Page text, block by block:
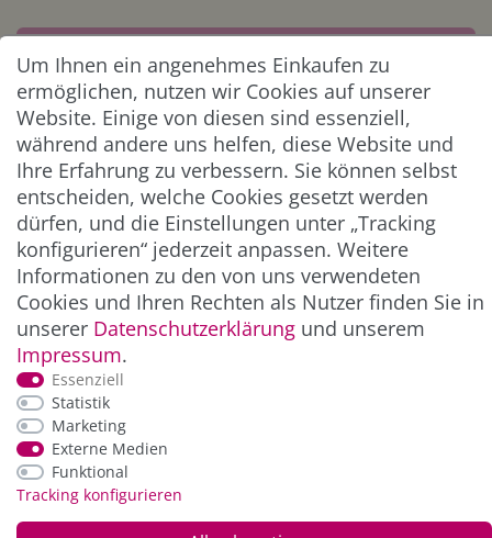
** Hierbei handelt es sich um ein Pflichtfeld.
ZAHLUNG & VERSAND
*Alle Preise inkl. der gesetzl. MwSt. zzgl.
und Versandkosten
Um Ihnen ein angenehmes Einkaufen zu
ermöglichen, nutzen wir Cookies auf unserer
Website. Einige von diesen sind essenziell,
während andere uns helfen, diese Website und
Ihre Erfahrung zu verbessern. Sie können selbst
entscheiden, welche Cookies gesetzt werden
dürfen, und die Einstellungen unter „Tracking
konfigurieren“ jederzeit anpassen. Weitere
Informationen zu den von uns verwendeten
Cookies und Ihren Rechten als Nutzer finden Sie in
unserer Daten­schutz­erklärung und unserem
Impressum.
Essenziell
Statistik
Marketing
Externe Medien
Funktional
Tracking konfigurieren
© Copyright 2026 Alle Rechte vorbehalten. |